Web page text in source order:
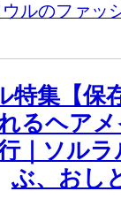
旅
｜
神
【キ
ム・
テ
ヒ】
ルのファッ
特集【保
るヘア
｜ソル
ぶ、おし